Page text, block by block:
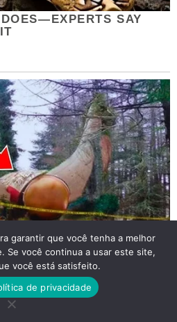
garantir que você tenha a melhor
Se você continua a usar este site,
você está satisfeito.
de privacidade